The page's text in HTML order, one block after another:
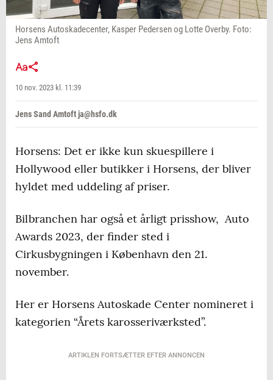
Horsens Autoskadecenter, Kasper Pedersen og Lotte Overby. Foto:
Jens Amtoft
10 nov. 2023 kl. 11:39
Jens Sand Amtoft ja@hsfo.dk
Horsens: Det er ikke kun skuespillere i
Hollywood eller butikker i Horsens, der bliver
hyldet med uddeling af priser.
Bilbranchen har også et årligt prisshow, Auto
Awards 2023, der finder sted i
Cirkusbygningen i København den 21.
november.
Her er Horsens Autoskade Center nomineret i
kategorien “Årets karosseriværksted”.
ARTIKLEN FORTSÆTTER EFTER ANNONCEN